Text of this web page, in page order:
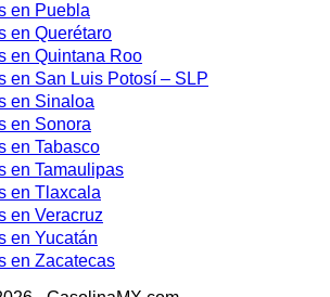
en Puebla
en Querétaro
en Quintana Roo
en San Luis Potosí – SLP
en Sinaloa
en Sonora
en Tabasco
en Tamaulipas
en Tlaxcala
en Veracruz
en Yucatán
en Zacatecas